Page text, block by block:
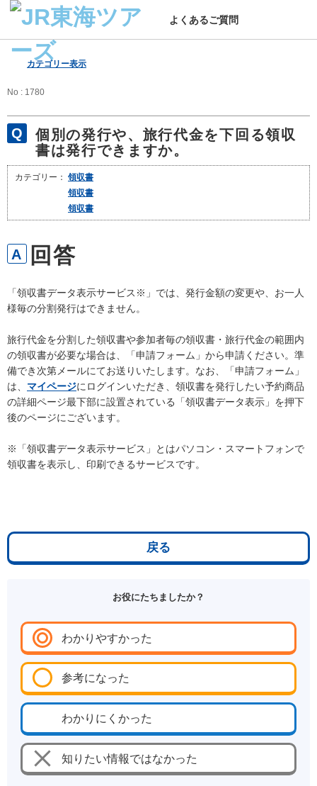
よくあるご質問
カテゴリー表示
No : 1780
個別の発行や、旅行代金を下回る領収
書は発行できますか。
カテゴリー： 領収書
領収書
領収書
「領収書データ表示サービス※」では、発行金額の変更や、お一人
様毎の分割発行はできません。
旅行代金を分割した領収書や参加者毎の領収書・旅行代金の範囲内
の領収書が必要な場合は、「申請フォーム」から申請ください。準
備でき次第メールにてお送りいたします。なお、「申請フォーム」
は、 マイページにログインいただき、領収書を発行したい予約商品
の詳細ページ最下部に設置されている「領収書データ表示」を押下
後のページにございます。
※「領収書データ表示サービス」とはパソコン・スマートフォンで
領収書を表示し、印刷できるサービスです。
戻る
お役にたちましたか？
わかりやすかった
参考になった
わかりにくかった
知りたい情報ではなかった